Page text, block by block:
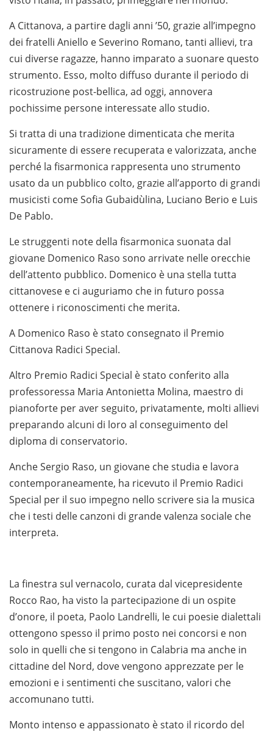
A Cittanova, a partire dagli anni ’50, grazie all’impegno
dei fratelli Aniello e Severino Romano, tanti allievi, tra
cui diverse ragazze, hanno imparato a suonare questo
strumento. Esso, molto diffuso durante il periodo di
ricostruzione post-bellica, ad oggi, annovera
pochissime persone interessate allo studio.
Si tratta di una tradizione dimenticata che merita
sicuramente di essere recuperata e valorizzata, anche
perché la fisarmonica rappresenta uno strumento
usato da un pubblico colto, grazie all’apporto di grandi
musicisti come Sofia Gubaidùlina, Luciano Berio e Luis
De Pablo.
Le struggenti note della fisarmonica suonata dal
giovane Domenico Raso sono arrivate nelle orecchie
dell’attento pubblico. Domenico è una stella tutta
cittanovese e ci auguriamo che in futuro possa
ottenere i riconoscimenti che merita.
A Domenico Raso è stato consegnato il Premio
Cittanova Radici Special.
Altro Premio Radici Special è stato conferito alla
professoressa Maria Antonietta Molina, maestro di
pianoforte per aver seguito, privatamente, molti allievi
preparando alcuni di loro al conseguimento del
diploma di conservatorio.
Anche Sergio Raso, un giovane che studia e lavora
contemporaneamente, ha ricevuto il Premio Radici
Special per il suo impegno nello scrivere sia la musica
che i testi delle canzoni di grande valenza sociale che
interpreta.
La finestra sul vernacolo, curata dal vicepresidente
Rocco Rao, ha visto la partecipazione di un ospite
d’onore, il poeta, Paolo Landrelli, le cui poesie dialettali
ottengono spesso il primo posto nei concorsi e non
solo in quelli che si tengono in Calabria ma anche in
cittadine del Nord, dove vengono apprezzate per le
emozioni e i sentimenti che suscitano, valori che
accomunano tutti.
Monto intenso e appassionato è stato il ricordo del